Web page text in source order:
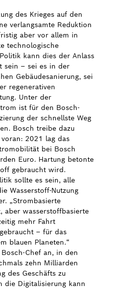
des Krieges auf den
verlangsamte Reduktion
aber vor allem in
technologische
kann dies der Anlass
sein – sei es in der
Gebäudesanierung, sei
regenerativen
Unter der
ist für den Bosch-
der schnellste Weg
Bosch treibe dazu
voran: 2021 lag das
bei Bosch
Euro. Hartung betonte
gebraucht wird.
sollte es sein, alle
Wasserstoff-Nutzung
„Strombasierte
aber wasserstoffbasierte
mehr Fahrt
– für das
blauen Planeten.“
Chef an, in den
zehn Milliarden
des Geschäfts zu
die Digitalisierung kann